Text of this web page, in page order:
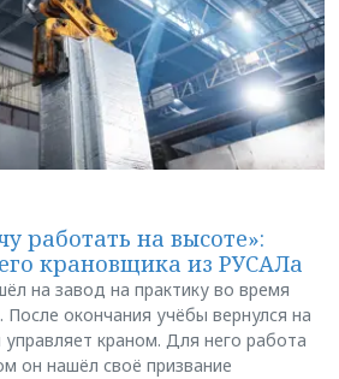
работать на высоте»:
крановщика из РУСАЛа
на завод на практику во время
После окончания учёбы вернулся на
краном. Для него работа
он нашёл своё призвание